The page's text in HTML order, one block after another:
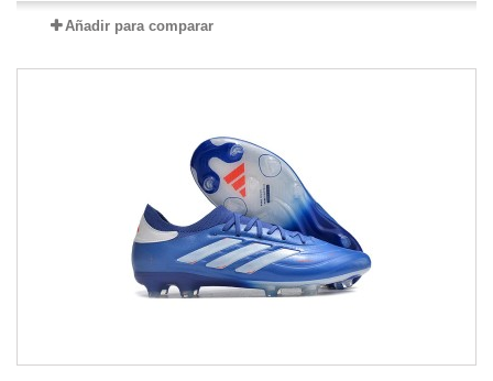
Añadir para comparar